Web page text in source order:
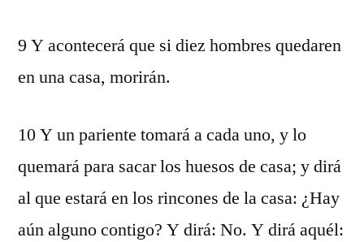
9 Y acontecerá que si diez hombres quedaren
en una casa, morirán.
10 Y un pariente tomará a cada uno, y lo
quemará para sacar los huesos de casa; y dirá
al que estará en los rincones de la casa: ¿Hay
aún alguno contigo? Y dirá: No. Y dirá aquél: